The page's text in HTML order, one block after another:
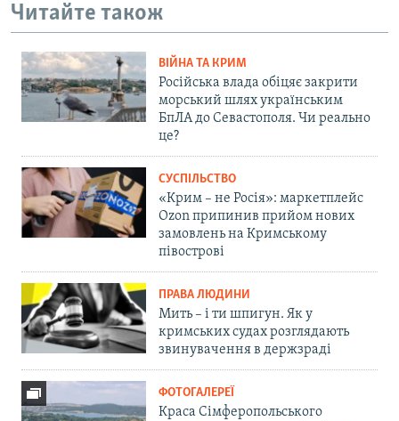
Читайте також
ВІЙНА ТА КРИМ
Російська влада обіцяє закрити
морський шлях українським
БпЛА до Севастополя. Чи реально
це?
СУСПІЛЬСТВО
«Крим – не Росія»: маркетплейс
Ozon припинив прийом нових
замовлень на Кримському
півострові
ПРАВА ЛЮДИНИ
Мить – і ти шпигун. Як у
кримських судах розглядають
звинувачення в держзраді
ФОТОГАЛЕРЕЇ
Краса Сімферопольського